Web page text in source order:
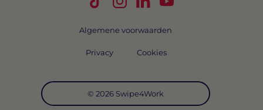
Volg Swipe4Work op TikTok
Volg Swipe4Work op
Volg Swipe4Work op
Volg Swipe4Work
© 2026 Swipe4Work
Algemene voorwaarden
Privacy Cookies